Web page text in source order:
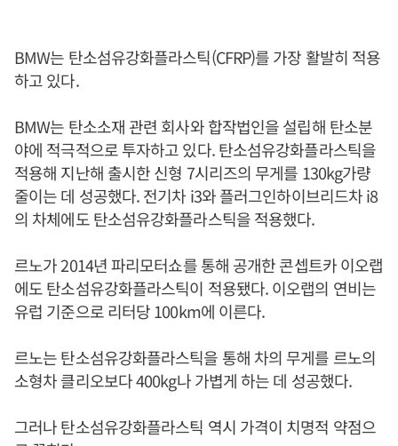
BMW는 탄소섬유강화플라스틱(CFRP)를 가장 활발히 적용
하고 있다.
BMW는 탄소소재 관련 회사와 합작법인을 설립해 탄소분
야에 적극적으로 투자하고 있다. 탄소섬유강화플라스틱을
적용해 지난해 출시한 신형 7시리즈의 무게를 130kg가량
줄이는 데 성공했다. 전기차 i3와 플러그인하이브리드차 i8
의 차체에도 탄소섬유강화플라스틱을 적용했다.
르노가 2014년 파리모터쇼를 통해 공개한 콘셉트카 이오랩
에도 탄소섬유강화플라스틱이 적용됐다. 이오랩의 연비는
유럽 기준으로 리터당 100km에 이른다.
르노는 탄소섬유강화플라스틱을 통해 차의 무게를 르노의
소형차 클리오보다 400kg나 가볍게 하는 데 성공했다.
그러나 탄소섬유강화플라스틱 역시 가격이 치명적 약점으